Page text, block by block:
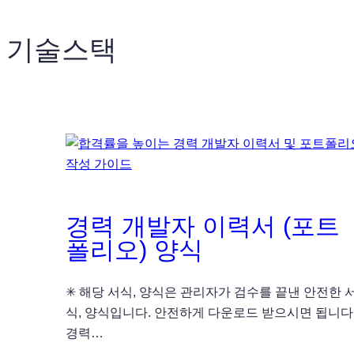
기술스택
경력 개발자 이력서 (포트
폴리오) 양식
✳ 해당 서식, 양식은 관리자가 검수를 끝낸 안전한
식, 양식입니다. 안전하게 다운로드 받으시면 됩니
경력…